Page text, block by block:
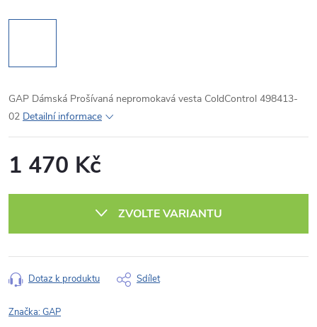
GAP Dámská Prošívaná nepromokavá vesta ColdControl 498413-
02 Detailní informace
1 470 Kč
ZVOLTE VARIANTU
Dotaz k produktu Sdílet
Značka:GAP